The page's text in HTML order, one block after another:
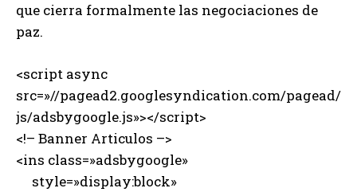
que cierra formalmente las negociaciones de
paz.
<script async
src=»//pagead2.googlesyndication.com/pagead/
js/adsbygoogle.js»></script>
<!– Banner Articulos –>
<ins class=»adsbygoogle»
style=»display:block»